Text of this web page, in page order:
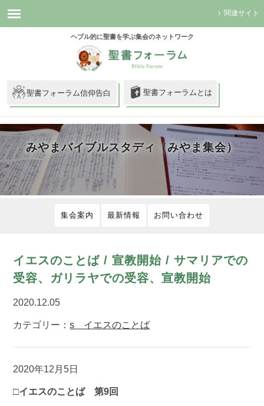
関連サイト
ヘブル的に聖書を学ぶ集会のネットワーク
聖書フォーラム信仰告白 聖書フォーラムとは
みやまバイブルスタディ（みやま集会）
集会案内 最新情報 お問い合わせ
イエスのことば / 宣教開始 / サマリアでの
受容、ガリラヤでの受容、宣教開始
2020.12.05
カテゴリー：s イエスのことば
2020年12月5日
□イエスのことば 第9回